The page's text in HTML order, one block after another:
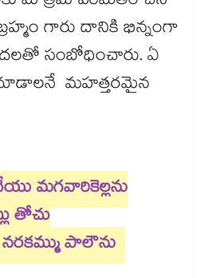
గారు దానికి భిన్నంగా
సంబోధించారు. ఏ
మహత్తరమైన
మగవారికెల్లను
తోచు
పాలౌను